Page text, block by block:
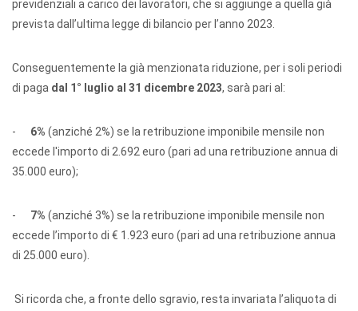
previdenziali a carico dei lavoratori, che si aggiunge a quella già
prevista dall’ultima legge di bilancio per l’anno 2023.
Conseguentemente la già menzionata riduzione, per i soli periodi
di paga dal 1° luglio al 31 dicembre 2023, sarà pari al:
- 6% (anziché 2%) se la retribuzione imponibile mensile non
eccede l'importo di 2.692 euro (pari ad una retribuzione annua di
35.000 euro);
- 7% (anziché 3%) se la retribuzione imponibile mensile non
eccede l’importo di € 1.923 euro (pari ad una retribuzione annua
di 25.000 euro).
Si ricorda che, a fronte dello sgravio, resta invariata l’aliquota di